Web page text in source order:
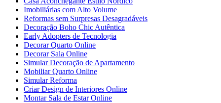
Imobiliárias com Alto Volume
Reformas sem Surpresas Desagradáveis
Decoração Boho Chic Autêntica
Early Adopters de Tecnologia
Decorar Quarto Online
Decorar Sala Online
Simular Decoração de Apartamento
Mobiliar Quarto Online
Simular Reforma
Criar Design de Interiores Online
Montar Sala de Estar Online